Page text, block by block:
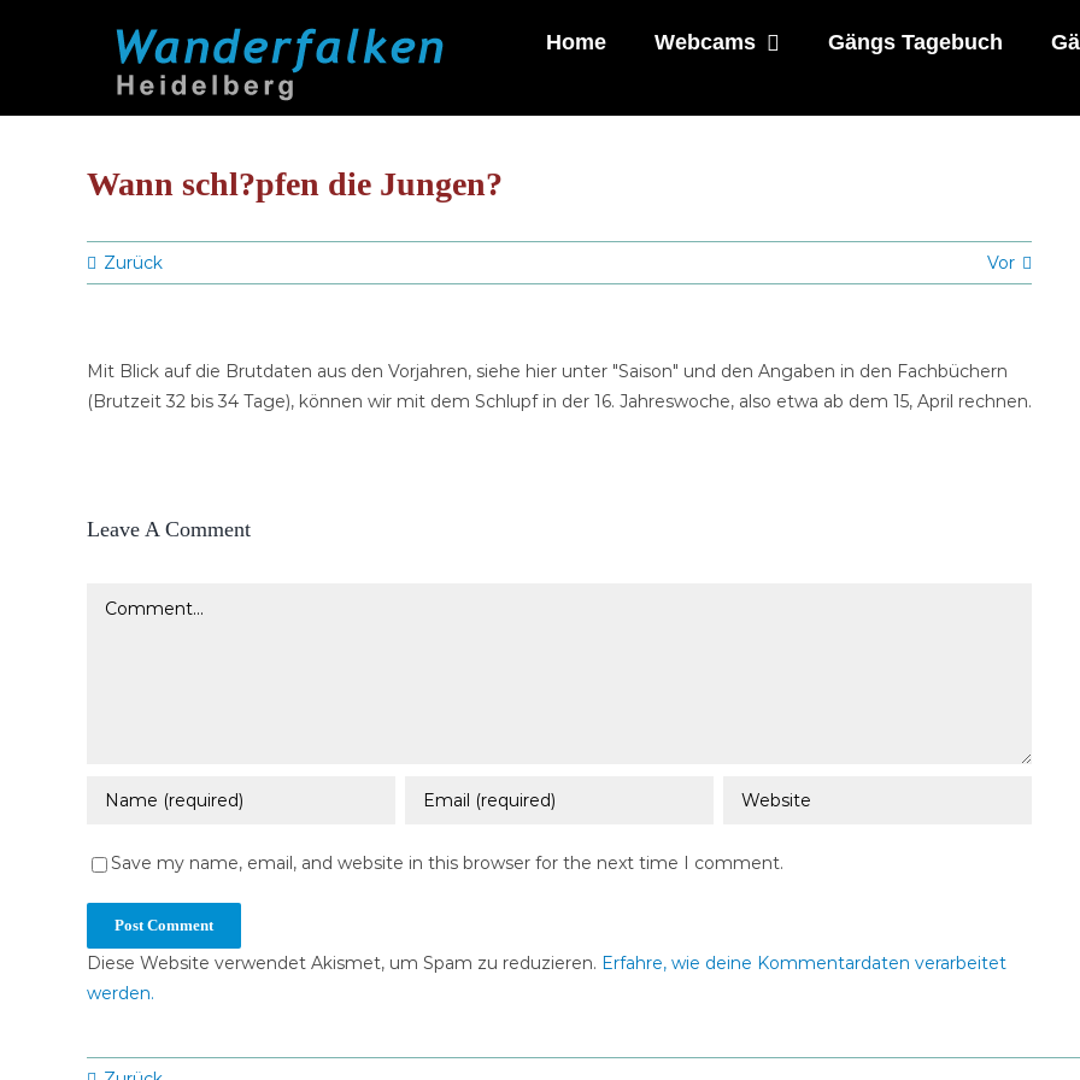
Home Webcams Gängs Tagebuch
Wann schl?pfen die Jungen?
Zurück Vor
Mit Blick auf die Brutdaten aus den Vorjahren, siehe hier unter "Saison" und den Angaben in den Fachbüchern
(Brutzeit 32 bis 34 Tage), können wir mit dem Schlupf in der 16. Jahreswoche, also etwa ab dem 15, April rechnen.
Leave A Comment
Comment
Save my name, email, and website in this browser for the next time I comment.
Diese Website verwendet Akismet, um Spam zu reduzieren. Erfahre, wie deine Kommentardaten verarbeitet
werden.